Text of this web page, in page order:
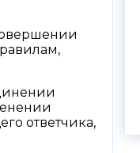
ответчика,